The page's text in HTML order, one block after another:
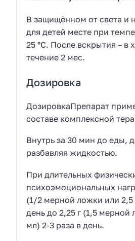
В защищённом от света и
для детей месте при
25 °С. После вскрытия – в
течение 2 мес.
Дозировка
ДозировкаПрепарат
составе комплексной
Внутрь за 30 мин до еды,
разбавляя жидкостью.
При длительных
психоэмоциональных
(1/2 мерной ложки или 2,5
день до 2,25 г (1,5 мерной
мл) 2-3 раза в день.